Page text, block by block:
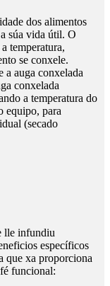
dos alimentos
súa vida útil. O
temperatura,
se conxele.
a auga conxelada
conxelada
a temperatura do
equipo, para
(secado
lle infundiu
específicos
que xa proporciona
funcional: